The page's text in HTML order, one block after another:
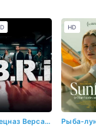
Спецназ Версаля
HD